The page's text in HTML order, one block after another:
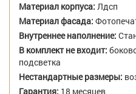
Материал корпуса: Лдсп
Материал фасада:
Внутреннее наполнение:
В комплект не входит:
подсветка
Нестандартные размеры:
Гарантия: 18 месяцев